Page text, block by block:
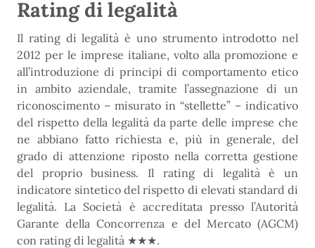
Rating di legalità
Il rating di legalità è uno strumento introdotto nel
2012 per le imprese italiane, volto alla promozione e
all’introduzione di principi di comportamento etico
in ambito aziendale, tramite l’assegnazione di un
riconoscimento – misurato in “stellette” – indicativo
del rispetto della legalità da parte delle imprese che
ne abbiano fatto richiesta e, più in generale, del
grado di attenzione riposto nella corretta gestione
del proprio business. Il rating di legalità è un
indicatore sintetico del rispetto di elevati standard di
legalità. La Società è accreditata presso l’Autorità
Garante della Concorrenza e del Mercato (AGCM)
con rating di legalità ★★★.